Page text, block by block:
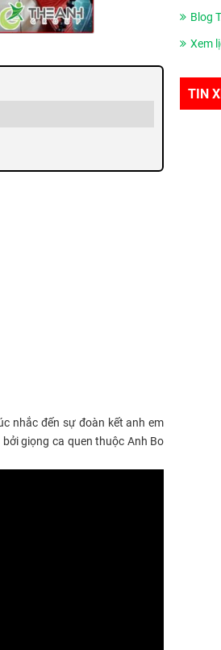
nhắc đến sự đoàn kết anh em
giọng ca quen thuộc Anh Bo
Blog
Xem
TIN